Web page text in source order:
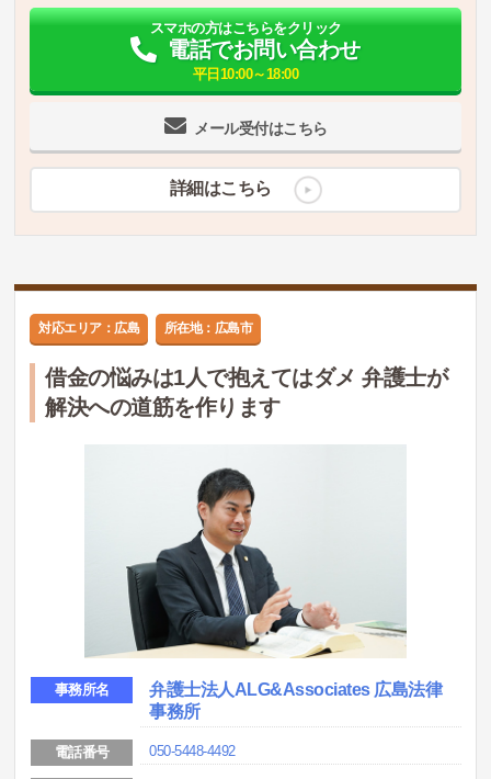
メール受付はこちら
スマホの方はこちらをクリック
電話でお問い合わせ
平日10:00～18:00
詳細はこちら
対応エリア：広島 所在地：広島市
借金の悩みは1人で抱えてはダメ 弁護士が
解決への道筋を作ります
事務所名
弁護士法人ALG&Associates 広島法律
事務所
電話番号 050-5448-4492